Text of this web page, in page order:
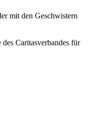
mit den Geschwistern
Caritasverbandes für